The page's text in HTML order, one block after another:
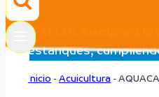
ITALCOL siempre a
estanques,
Inicio - Acuicultura -